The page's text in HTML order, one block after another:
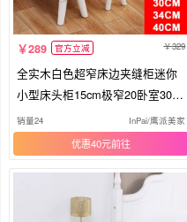
289 官方立减 329
全实木白色超窄床边夹缝柜迷你
小型床头柜15cm极窄20卧室30小
尺寸
销量24 InPai/鹰派美家
优惠40元